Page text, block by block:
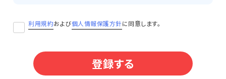
利用規約および個人情報保護方針に同意します。